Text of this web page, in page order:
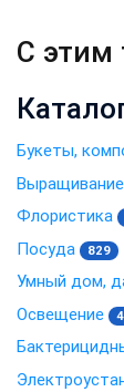
С этим
Букеты,
Флористика
Посуда 829
Умный дом,
Освещение